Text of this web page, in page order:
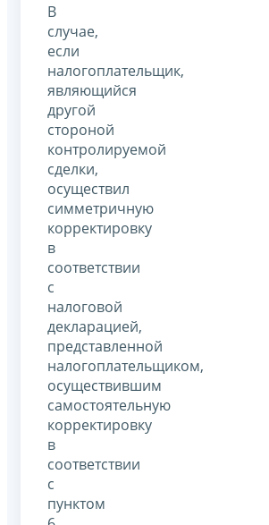
В
случае,
если
налогоплательщик,
являющийся
другой
стороной
контролируемой
сделки,
осуществил
симметричную
корректировку
в
соответствии
с
налоговой
декларацией,
представленной
налогоплательщиком,
осуществившим
самостоятельную
корректировку
в
соответствии
с
пунктом